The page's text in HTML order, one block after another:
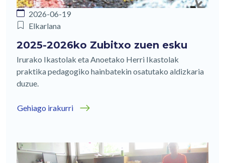
2026-06-19
Elkarlana
2025-2026ko Zubitxo zuen esku
Irurako Ikastolak eta Anoetako Herri Ikastolak
praktika pedagogiko hainbatekin osatutako aldizkaria
duzue.
Gehiago irakurri